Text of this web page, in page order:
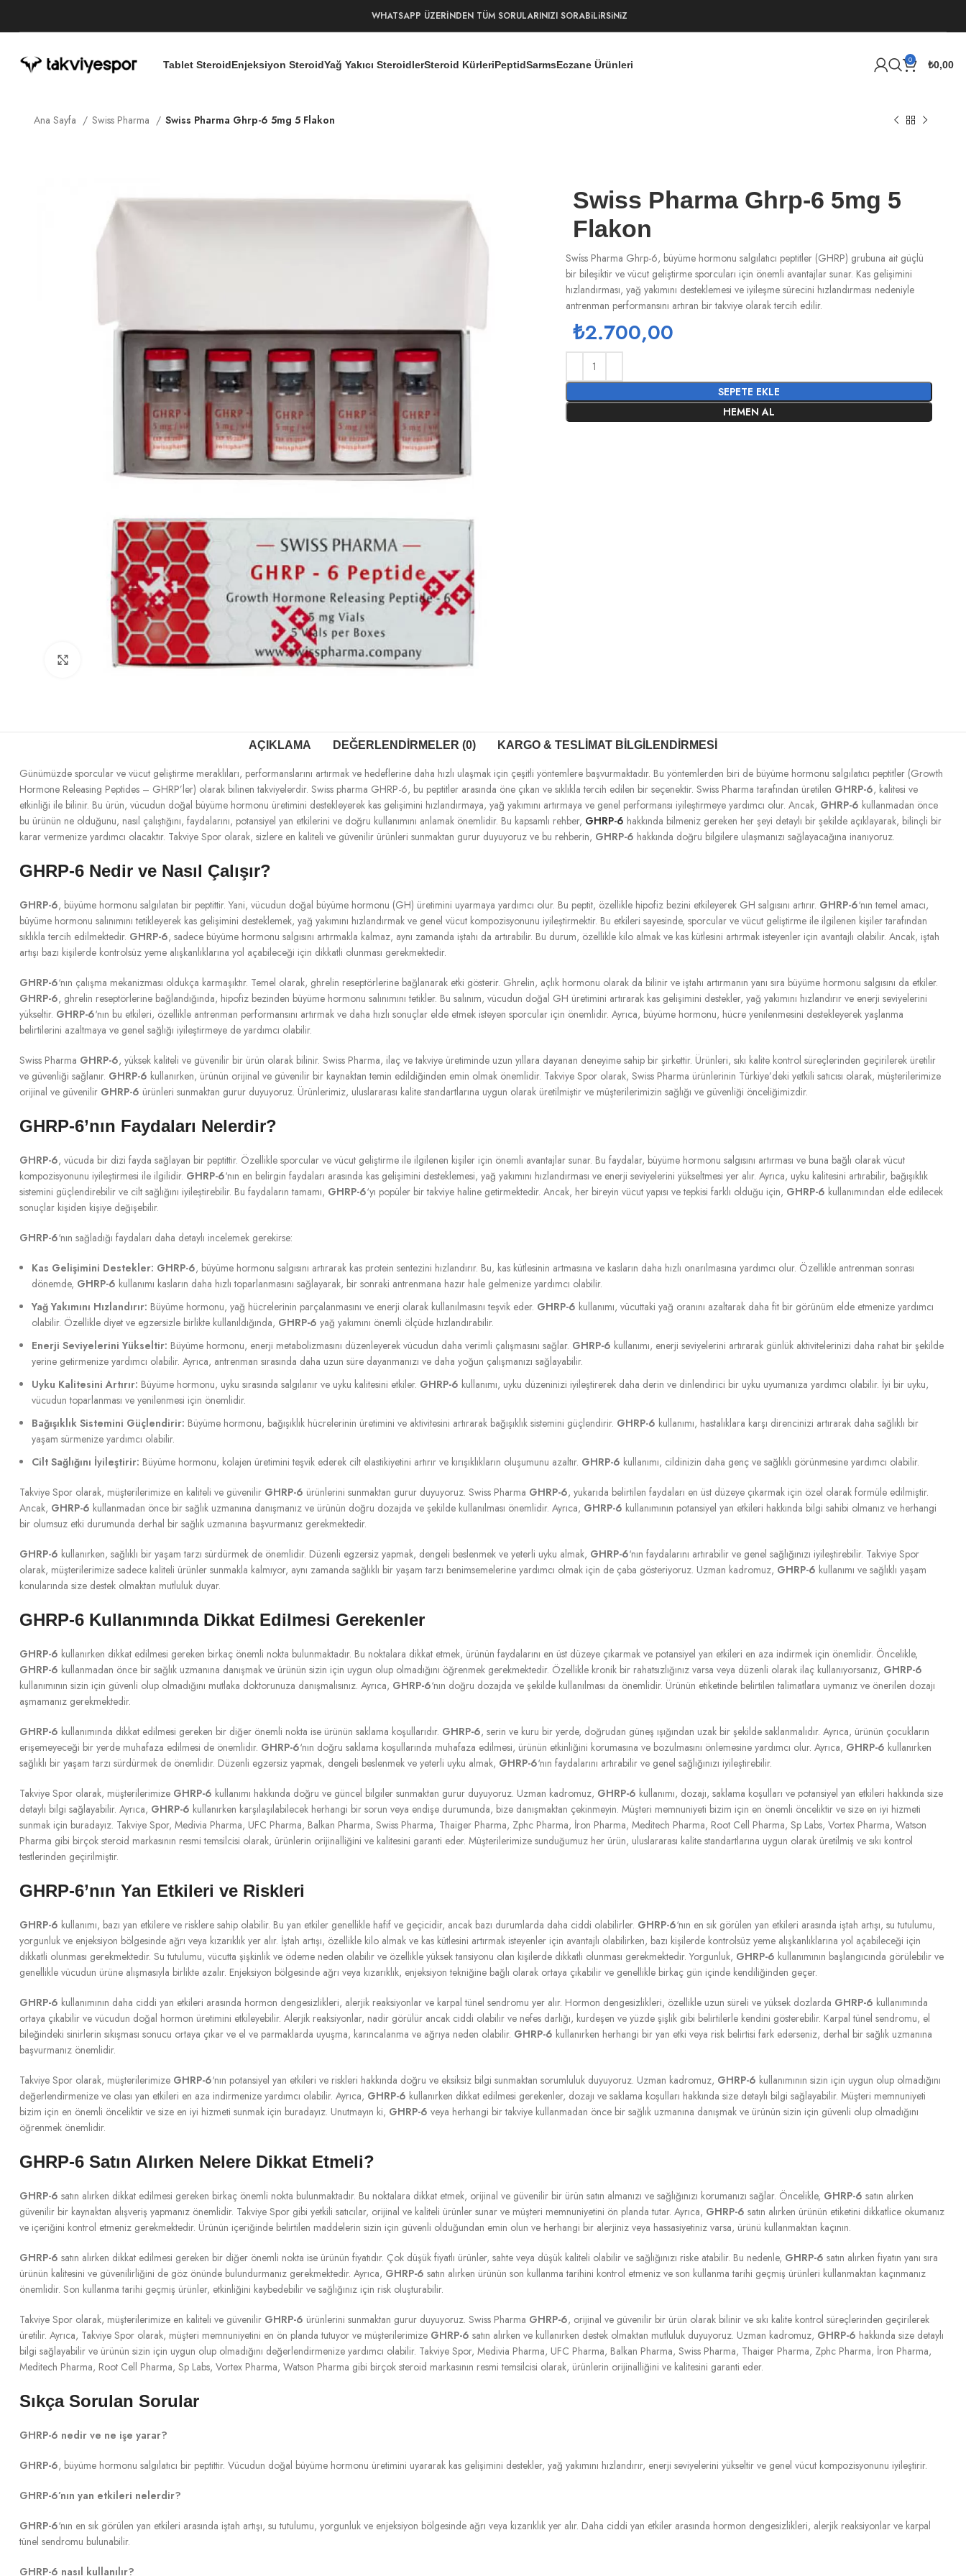
WHATSAPP ÜZERİNDEN TÜM SORULARINIZI SORABiLiRSiNiZ
Tablet SteroidEnjeksiyon SteroidYağ Yakıcı SteroidlerSteroid KürleriPeptidSarmsEczane Ürünleri 0 ₺0,00
Ana Sayfa Swiss Pharma Swiss Pharma Ghrp-6 5mg 5 Flakon
Büyütmek için tıklayın
Swiss Pharma Ghrp-6 5mg 5
Flakon
Swi̇ss Pharma Ghrp-6, büyüme hormonu salgılatıcı peptitler (GHRP) grubuna ait güçlü
bir bileşiktir ve vücut geliştirme sporcuları için önemli avantajlar sunar. Kas gelişimini
hızlandırması, yağ yakımını desteklemesi ve iyileşme sürecini hızlandırması nedeniyle
antrenman performansını artıran bir takviye olarak tercih edilir.
₺2.700,00
SEPETE EKLE
HEMEN AL
AÇIKLAMA DEĞERLENDIRMELER (0) KARGO & TESLIMAT BILGILENDIRMESI
Günümüzde sporcular ve vücut geliştirme meraklıları, performanslarını artırmak ve hedeflerine daha hızlı ulaşmak için çeşitli yöntemlere başvurmaktadır. Bu yöntemlerden biri de büyüme hormonu salgılatıcı peptitler (Growth
Hormone Releasing Peptides – GHRP’ler) olarak bilinen takviyelerdir. Swiss pharma GHRP-6, bu peptitler arasında öne çıkan ve sıklıkla tercih edilen bir seçenektir. Swiss Pharma tarafından üretilen GHRP-6, kalitesi ve
etkinliği ile bilinir. Bu ürün, vücudun doğal büyüme hormonu üretimini destekleyerek kas gelişimini hızlandırmaya, yağ yakımını artırmaya ve genel performansı iyileştirmeye yardımcı olur. Ancak, GHRP-6 kullanmadan önce
bu ürünün ne olduğunu, nasıl çalıştığını, faydalarını, potansiyel yan etkilerini ve doğru kullanımını anlamak önemlidir. Bu kapsamlı rehber, GHRP-6 hakkında bilmeniz gereken her şeyi detaylı bir şekilde açıklayarak, bilinçli bir
karar vermenize yardımcı olacaktır. Takviye Spor olarak, sizlere en kaliteli ve güvenilir ürünleri sunmaktan gurur duyuyoruz ve bu rehberin, GHRP-6 hakkında doğru bilgilere ulaşmanızı sağlayacağına inanıyoruz.
GHRP-6 Nedir ve Nasıl Çalışır?
GHRP-6, büyüme hormonu salgılatan bir peptittir. Yani, vücudun doğal büyüme hormonu (GH) üretimini uyarmaya yardımcı olur. Bu peptit, özellikle hipofiz bezini etkileyerek GH salgısını artırır. GHRP-6‘nın temel amacı,
büyüme hormonu salınımını tetikleyerek kas gelişimini desteklemek, yağ yakımını hızlandırmak ve genel vücut kompozisyonunu iyileştirmektir. Bu etkileri sayesinde, sporcular ve vücut geliştirme ile ilgilenen kişiler tarafından
sıklıkla tercih edilmektedir. GHRP-6, sadece büyüme hormonu salgısını artırmakla kalmaz, aynı zamanda iştahı da artırabilir. Bu durum, özellikle kilo almak ve kas kütlesini artırmak isteyenler için avantajlı olabilir. Ancak, iştah
artışı bazı kişilerde kontrolsüz yeme alışkanlıklarına yol açabileceği için dikkatli olunması gerekmektedir.
GHRP-6‘nın çalışma mekanizması oldukça karmaşıktır. Temel olarak, ghrelin reseptörlerine bağlanarak etki gösterir. Ghrelin, açlık hormonu olarak da bilinir ve iştahı artırmanın yanı sıra büyüme hormonu salgısını da etkiler.
GHRP-6, ghrelin reseptörlerine bağlandığında, hipofiz bezinden büyüme hormonu salınımını tetikler. Bu salınım, vücudun doğal GH üretimini artırarak kas gelişimini destekler, yağ yakımını hızlandırır ve enerji seviyelerini
yükseltir. GHRP-6‘nın bu etkileri, özellikle antrenman performansını artırmak ve daha hızlı sonuçlar elde etmek isteyen sporcular için önemlidir. Ayrıca, büyüme hormonu, hücre yenilenmesini destekleyerek yaşlanma
belirtilerini azaltmaya ve genel sağlığı iyileştirmeye de yardımcı olabilir.
Swiss Pharma GHRP-6, yüksek kaliteli ve güvenilir bir ürün olarak bilinir. Swiss Pharma, ilaç ve takviye üretiminde uzun yıllara dayanan deneyime sahip bir şirkettir. Ürünleri, sıkı kalite kontrol süreçlerinden geçirilerek üretilir
ve güvenliği sağlanır. GHRP-6 kullanırken, ürünün orijinal ve güvenilir bir kaynaktan temin edildiğinden emin olmak önemlidir. Takviye Spor olarak, Swiss Pharma ürünlerinin Türkiye’deki yetkili satıcısı olarak, müşterilerimize
orijinal ve güvenilir GHRP-6 ürünleri sunmaktan gurur duyuyoruz. Ürünlerimiz, uluslararası kalite standartlarına uygun olarak üretilmiştir ve müşterilerimizin sağlığı ve güvenliği önceliğimizdir.
GHRP-6’nın Faydaları Nelerdir?
GHRP-6, vücuda bir dizi fayda sağlayan bir peptittir. Özellikle sporcular ve vücut geliştirme ile ilgilenen kişiler için önemli avantajlar sunar. Bu faydalar, büyüme hormonu salgısını artırması ve buna bağlı olarak vücut
kompozisyonunu iyileştirmesi ile ilgilidir. GHRP-6‘nın en belirgin faydaları arasında kas gelişimini desteklemesi, yağ yakımını hızlandırması ve enerji seviyelerini yükseltmesi yer alır. Ayrıca, uyku kalitesini artırabilir, bağışıklık
sistemini güçlendirebilir ve cilt sağlığını iyileştirebilir. Bu faydaların tamamı, GHRP-6‘yı popüler bir takviye haline getirmektedir. Ancak, her bireyin vücut yapısı ve tepkisi farklı olduğu için, GHRP-6 kullanımından elde edilecek
sonuçlar kişiden kişiye değişebilir.
GHRP-6‘nın sağladığı faydaları daha detaylı incelemek gerekirse:
Kas Gelişimini Destekler: GHRP-6, büyüme hormonu salgısını artırarak kas protein sentezini hızlandırır. Bu, kas kütlesinin artmasına ve kasların daha hızlı onarılmasına yardımcı olur. Özellikle antrenman sonrası
dönemde, GHRP-6 kullanımı kasların daha hızlı toparlanmasını sağlayarak, bir sonraki antrenmana hazır hale gelmenize yardımcı olabilir.
Yağ Yakımını Hızlandırır: Büyüme hormonu, yağ hücrelerinin parçalanmasını ve enerji olarak kullanılmasını teşvik eder. GHRP-6 kullanımı, vücuttaki yağ oranını azaltarak daha fit bir görünüm elde etmenize yardımcı
olabilir. Özellikle diyet ve egzersizle birlikte kullanıldığında, GHRP-6 yağ yakımını önemli ölçüde hızlandırabilir.
Enerji Seviyelerini Yükseltir: Büyüme hormonu, enerji metabolizmasını düzenleyerek vücudun daha verimli çalışmasını sağlar. GHRP-6 kullanımı, enerji seviyelerini artırarak günlük aktivitelerinizi daha rahat bir şekilde
yerine getirmenize yardımcı olabilir. Ayrıca, antrenman sırasında daha uzun süre dayanmanızı ve daha yoğun çalışmanızı sağlayabilir.
Uyku Kalitesini Artırır: Büyüme hormonu, uyku sırasında salgılanır ve uyku kalitesini etkiler. GHRP-6 kullanımı, uyku düzeninizi iyileştirerek daha derin ve dinlendirici bir uyku uyumanıza yardımcı olabilir. İyi bir uyku,
vücudun toparlanması ve yenilenmesi için önemlidir.
Bağışıklık Sistemini Güçlendirir: Büyüme hormonu, bağışıklık hücrelerinin üretimini ve aktivitesini artırarak bağışıklık sistemini güçlendirir. GHRP-6 kullanımı, hastalıklara karşı direncinizi artırarak daha sağlıklı bir
yaşam sürmenize yardımcı olabilir.
Cilt Sağlığını İyileştirir: Büyüme hormonu, kolajen üretimini teşvik ederek cilt elastikiyetini artırır ve kırışıklıkların oluşumunu azaltır. GHRP-6 kullanımı, cildinizin daha genç ve sağlıklı görünmesine yardımcı olabilir.
Takviye Spor olarak, müşterilerimize en kaliteli ve güvenilir GHRP-6 ürünlerini sunmaktan gurur duyuyoruz. Swiss Pharma GHRP-6, yukarıda belirtilen faydaları en üst düzeye çıkarmak için özel olarak formüle edilmiştir.
Ancak, GHRP-6 kullanmadan önce bir sağlık uzmanına danışmanız ve ürünün doğru dozajda ve şekilde kullanılması önemlidir. Ayrıca, GHRP-6 kullanımının potansiyel yan etkileri hakkında bilgi sahibi olmanız ve herhangi
bir olumsuz etki durumunda derhal bir sağlık uzmanına başvurmanız gerekmektedir.
GHRP-6 kullanırken, sağlıklı bir yaşam tarzı sürdürmek de önemlidir. Düzenli egzersiz yapmak, dengeli beslenmek ve yeterli uyku almak, GHRP-6‘nın faydalarını artırabilir ve genel sağlığınızı iyileştirebilir. Takviye Spor
olarak, müşterilerimize sadece kaliteli ürünler sunmakla kalmıyor, aynı zamanda sağlıklı bir yaşam tarzı benimsemelerine yardımcı olmak için de çaba gösteriyoruz. Uzman kadromuz, GHRP-6 kullanımı ve sağlıklı yaşam
konularında size destek olmaktan mutluluk duyar.
GHRP-6 Kullanımında Dikkat Edilmesi Gerekenler
GHRP-6 kullanırken dikkat edilmesi gereken birkaç önemli nokta bulunmaktadır. Bu noktalara dikkat etmek, ürünün faydalarını en üst düzeye çıkarmak ve potansiyel yan etkileri en aza indirmek için önemlidir. Öncelikle,
GHRP-6 kullanmadan önce bir sağlık uzmanına danışmak ve ürünün sizin için uygun olup olmadığını öğrenmek gerekmektedir. Özellikle kronik bir rahatsızlığınız varsa veya düzenli olarak ilaç kullanıyorsanız, GHRP-6
kullanımının sizin için güvenli olup olmadığını mutlaka doktorunuza danışmalısınız. Ayrıca, GHRP-6‘nın doğru dozajda ve şekilde kullanılması da önemlidir. Ürünün etiketinde belirtilen talimatlara uymanız ve önerilen dozajı
aşmamanız gerekmektedir.
GHRP-6 kullanımında dikkat edilmesi gereken bir diğer önemli nokta ise ürünün saklama koşullarıdır. GHRP-6, serin ve kuru bir yerde, doğrudan güneş ışığından uzak bir şekilde saklanmalıdır. Ayrıca, ürünün çocukların
erişemeyeceği bir yerde muhafaza edilmesi de önemlidir. GHRP-6‘nın doğru saklama koşullarında muhafaza edilmesi, ürünün etkinliğini korumasına ve bozulmasını önlemesine yardımcı olur. Ayrıca, GHRP-6 kullanırken
sağlıklı bir yaşam tarzı sürdürmek de önemlidir. Düzenli egzersiz yapmak, dengeli beslenmek ve yeterli uyku almak, GHRP-6‘nın faydalarını artırabilir ve genel sağlığınızı iyileştirebilir.
Takviye Spor olarak, müşterilerimize GHRP-6 kullanımı hakkında doğru ve güncel bilgiler sunmaktan gurur duyuyoruz. Uzman kadromuz, GHRP-6 kullanımı, dozajı, saklama koşulları ve potansiyel yan etkileri hakkında size
detaylı bilgi sağlayabilir. Ayrıca, GHRP-6 kullanırken karşılaşılabilecek herhangi bir sorun veya endişe durumunda, bize danışmaktan çekinmeyin. Müşteri memnuniyeti bizim için en önemli önceliktir ve size en iyi hizmeti
sunmak için buradayız. Takviye Spor, Medivia Pharma, UFC Pharma, Balkan Pharma, Swiss Pharma, Thaiger Pharma, Zphc Pharma, İron Pharma, Meditech Pharma, Root Cell Pharma, Sp Labs, Vortex Pharma, Watson
Pharma gibi birçok steroid markasının resmi temsilcisi olarak, ürünlerin orijinalliğini ve kalitesini garanti eder. Müşterilerimize sunduğumuz her ürün, uluslararası kalite standartlarına uygun olarak üretilmiş ve sıkı kontrol
testlerinden geçirilmiştir.
GHRP-6’nın Yan Etkileri ve Riskleri
GHRP-6 kullanımı, bazı yan etkilere ve risklere sahip olabilir. Bu yan etkiler genellikle hafif ve geçicidir, ancak bazı durumlarda daha ciddi olabilirler. GHRP-6‘nın en sık görülen yan etkileri arasında iştah artışı, su tutulumu,
yorgunluk ve enjeksiyon bölgesinde ağrı veya kızarıklık yer alır. İştah artışı, özellikle kilo almak ve kas kütlesini artırmak isteyenler için avantajlı olabilirken, bazı kişilerde kontrolsüz yeme alışkanlıklarına yol açabileceği için
dikkatli olunması gerekmektedir. Su tutulumu, vücutta şişkinlik ve ödeme neden olabilir ve özellikle yüksek tansiyonu olan kişilerde dikkatli olunması gerekmektedir. Yorgunluk, GHRP-6 kullanımının başlangıcında görülebilir ve
genellikle vücudun ürüne alışmasıyla birlikte azalır. Enjeksiyon bölgesinde ağrı veya kızarıklık, enjeksiyon tekniğine bağlı olarak ortaya çıkabilir ve genellikle birkaç gün içinde kendiliğinden geçer.
GHRP-6 kullanımının daha ciddi yan etkileri arasında hormon dengesizlikleri, alerjik reaksiyonlar ve karpal tünel sendromu yer alır. Hormon dengesizlikleri, özellikle uzun süreli ve yüksek dozlarda GHRP-6 kullanımında
ortaya çıkabilir ve vücudun doğal hormon üretimini etkileyebilir. Alerjik reaksiyonlar, nadir görülür ancak ciddi olabilir ve nefes darlığı, kurdeşen ve yüzde şişlik gibi belirtilerle kendini gösterebilir. Karpal tünel sendromu, el
bileğindeki sinirlerin sıkışması sonucu ortaya çıkar ve el ve parmaklarda uyuşma, karıncalanma ve ağrıya neden olabilir. GHRP-6 kullanırken herhangi bir yan etki veya risk belirtisi fark ederseniz, derhal bir sağlık uzmanına
başvurmanız önemlidir.
Takviye Spor olarak, müşterilerimize GHRP-6‘nın potansiyel yan etkileri ve riskleri hakkında doğru ve eksiksiz bilgi sunmaktan sorumluluk duyuyoruz. Uzman kadromuz, GHRP-6 kullanımının sizin için uygun olup olmadığını
değerlendirmenize ve olası yan etkileri en aza indirmenize yardımcı olabilir. Ayrıca, GHRP-6 kullanırken dikkat edilmesi gerekenler, dozajı ve saklama koşulları hakkında size detaylı bilgi sağlayabilir. Müşteri memnuniyeti
bizim için en önemli önceliktir ve size en iyi hizmeti sunmak için buradayız. Unutmayın ki, GHRP-6 veya herhangi bir takviye kullanmadan önce bir sağlık uzmanına danışmak ve ürünün sizin için güvenli olup olmadığını
öğrenmek önemlidir.
GHRP-6 Satın Alırken Nelere Dikkat Etmeli?
GHRP-6 satın alırken dikkat edilmesi gereken birkaç önemli nokta bulunmaktadır. Bu noktalara dikkat etmek, orijinal ve güvenilir bir ürün satın almanızı ve sağlığınızı korumanızı sağlar. Öncelikle, GHRP-6 satın alırken
güvenilir bir kaynaktan alışveriş yapmanız önemlidir. Takviye Spor gibi yetkili satıcılar, orijinal ve kaliteli ürünler sunar ve müşteri memnuniyetini ön planda tutar. Ayrıca, GHRP-6 satın alırken ürünün etiketini dikkatlice okumanız
ve içeriğini kontrol etmeniz gerekmektedir. Ürünün içeriğinde belirtilen maddelerin sizin için güvenli olduğundan emin olun ve herhangi bir alerjiniz veya hassasiyetiniz varsa, ürünü kullanmaktan kaçının.
GHRP-6 satın alırken dikkat edilmesi gereken bir diğer önemli nokta ise ürünün fiyatıdır. Çok düşük fiyatlı ürünler, sahte veya düşük kaliteli olabilir ve sağlığınızı riske atabilir. Bu nedenle, GHRP-6 satın alırken fiyatın yanı sıra
ürünün kalitesini ve güvenilirliğini de göz önünde bulundurmanız gerekmektedir. Ayrıca, GHRP-6 satın alırken ürünün son kullanma tarihini kontrol etmeniz ve son kullanma tarihi geçmiş ürünleri kullanmaktan kaçınmanız
önemlidir. Son kullanma tarihi geçmiş ürünler, etkinliğini kaybedebilir ve sağlığınız için risk oluşturabilir.
Takviye Spor olarak, müşterilerimize en kaliteli ve güvenilir GHRP-6 ürünlerini sunmaktan gurur duyuyoruz. Swiss Pharma GHRP-6, orijinal ve güvenilir bir ürün olarak bilinir ve sıkı kalite kontrol süreçlerinden geçirilerek
üretilir. Ayrıca, Takviye Spor olarak, müşteri memnuniyetini en ön planda tutuyor ve müşterilerimize GHRP-6 satın alırken ve kullanırken destek olmaktan mutluluk duyuyoruz. Uzman kadromuz, GHRP-6 hakkında size detaylı
bilgi sağlayabilir ve ürünün sizin için uygun olup olmadığını değerlendirmenize yardımcı olabilir. Takviye Spor, Medivia Pharma, UFC Pharma, Balkan Pharma, Swiss Pharma, Thaiger Pharma, Zphc Pharma, İron Pharma,
Meditech Pharma, Root Cell Pharma, Sp Labs, Vortex Pharma, Watson Pharma gibi birçok steroid markasının resmi temsilcisi olarak, ürünlerin orijinalliğini ve kalitesini garanti eder.
Sıkça Sorulan Sorular
GHRP-6 nedir ve ne işe yarar?
GHRP-6, büyüme hormonu salgılatıcı bir peptittir. Vücudun doğal büyüme hormonu üretimini uyararak kas gelişimini destekler, yağ yakımını hızlandırır, enerji seviyelerini yükseltir ve genel vücut kompozisyonunu iyileştirir.
GHRP-6’nın yan etkileri nelerdir?
GHRP-6‘nın en sık görülen yan etkileri arasında iştah artışı, su tutulumu, yorgunluk ve enjeksiyon bölgesinde ağrı veya kızarıklık yer alır. Daha ciddi yan etkiler arasında hormon dengesizlikleri, alerjik reaksiyonlar ve karpal
tünel sendromu bulunabilir.
GHRP-6 nasıl kullanılır?